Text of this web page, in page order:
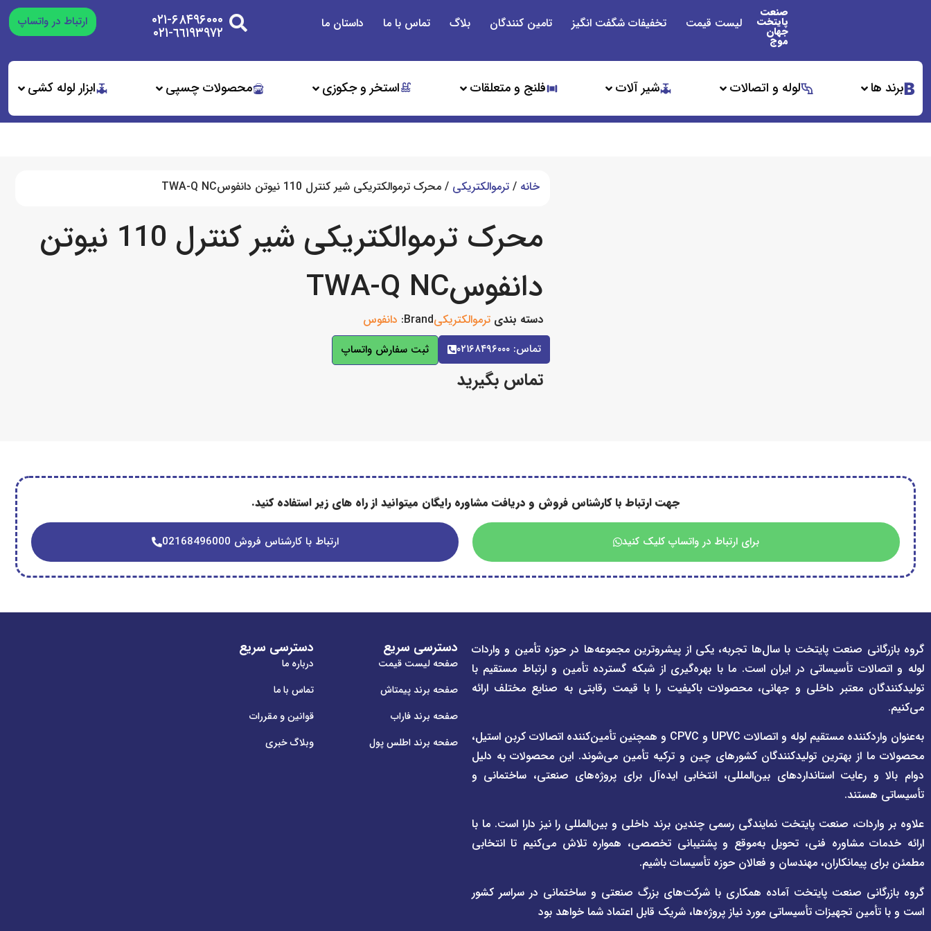
صنعت
پایتخت
جهان
موج
لیست قیمت تخفیفات شگفت انگیز تامین کنندگان بلاگ تماس با ما داستان ما ۰۲۱-۶۸۴۹۶۰۰۰
٦٦١٩٣٩٧٢-٠٢١
ارتباط در واتساپ
برند ها لوله و اتصالات شیر آلات فلنج و متعلقات استخر و جکوزی محصولات چسپی ابزار لوله کشی
خانه / ترموالکتریکی / محرک ترموالکتریکی شیر کنترل 110 نیوتن دانفوسTWA-Q NC
محرک ترموالکتریکی شیر کنترل 110 نیوتن
دانفوسTWA-Q NC
دسته بندی ترموالکتریکیBrand: دانفوس
تماس: ۰۲۱۶۸۴۹۶۰۰۰ ثبت سفارش واتساپ
تماس بگیرید
جهت ارتباط با کارشناس فروش و دریافت مشاوره رایگان میتوانید از راه های زیر استفاده کنید.
ارتباط با کارشناس فروش 02168496000 برای ارتباط در واتساپ کلیک کنید
گروه بازرگانی صنعت پایتخت با سال‌ها تجربه، یکی از پیشروترین مجموعه‌ها در حوزه تأمین و واردات
لوله و اتصالات تأسیساتی در ایران است. ما با بهره‌گیری از شبکه گسترده تأمین و ارتباط مستقیم با
تولیدکنندگان معتبر داخلی و جهانی، محصولات باکیفیت را با قیمت رقابتی به صنایع مختلف ارائه
می‌کنیم.
به‌عنوان واردکننده مستقیم لوله و اتصالات UPVC و CPVC و همچنین تأمین‌کننده اتصالات کربن استیل،
محصولات ما از بهترین تولیدکنندگان کشورهای چین و ترکیه تأمین می‌شوند. این محصولات به دلیل
دوام بالا و رعایت استانداردهای بین‌المللی، انتخابی ایده‌آل برای پروژه‌های صنعتی، ساختمانی و
تأسیساتی هستند.
علاوه بر واردات، صنعت پایتخت نمایندگی رسمی چندین برند داخلی و بین‌المللی را نیز دارا است. ما با
ارائه خدمات مشاوره فنی، تحویل به‌موقع و پشتیبانی تخصصی، همواره تلاش می‌کنیم تا انتخابی
مطمئن برای پیمانکاران، مهندسان و فعالان حوزه تأسیسات باشیم.
گروه بازرگانی صنعت پایتخت آماده همکاری با شرکت‌های بزرگ صنعتی و ساختمانی در سراسر کشور
است و با تأمین تجهیزات تأسیساتی مورد نیاز پروژه‌ها، شریک قابل اعتماد شما خواهد بود
دسترسی سریع
صفحه لیست قیمت
صفحه برند پیمتاش
صفحه برند فاراب
صفحه برند اطلس پول
دسترسی سریع
درباره ما
تماس با ما
قوانین و مقررات
وبلاگ خبری